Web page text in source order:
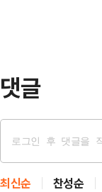
댓글
최신순 찬성순